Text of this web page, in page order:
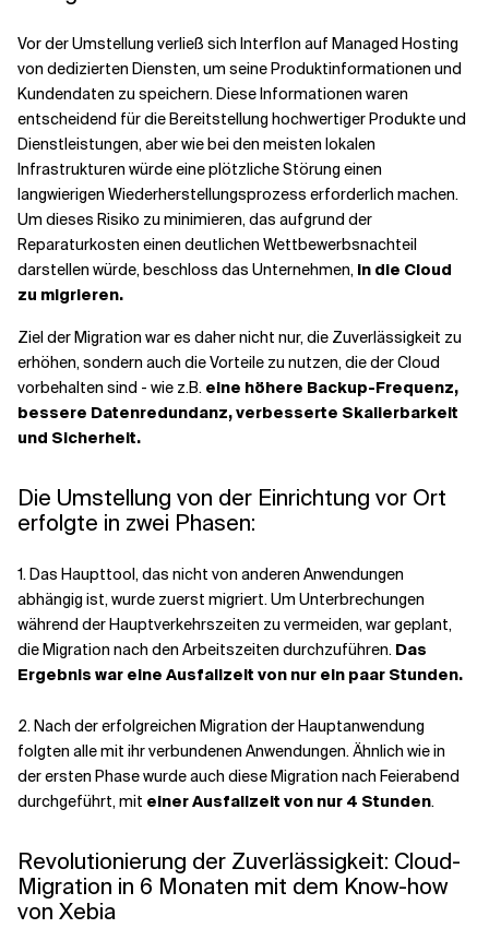
Vor der Umstellung verließ sich Interflon auf Managed Hosting
von dedizierten Diensten, um seine Produktinformationen und
Kundendaten zu speichern. Diese Informationen waren
entscheidend für die Bereitstellung hochwertiger Produkte und
Dienstleistungen, aber wie bei den meisten lokalen
Infrastrukturen würde eine plötzliche Störung einen
langwierigen Wiederherstellungsprozess erforderlich machen.
Um dieses Risiko zu minimieren, das aufgrund der
Reparaturkosten einen deutlichen Wettbewerbsnachteil
darstellen würde, beschloss das Unternehmen, in die Cloud
zu migrieren.
Ziel der Migration war es daher nicht nur, die Zuverlässigkeit zu
erhöhen, sondern auch die Vorteile zu nutzen, die der Cloud
vorbehalten sind - wie z.B. eine höhere Backup-Frequenz,
bessere Datenredundanz, verbesserte Skalierbarkeit
und Sicherheit.
Die Umstellung von der Einrichtung vor Ort
erfolgte in zwei Phasen:
1. Das Haupttool, das nicht von anderen Anwendungen
abhängig ist, wurde zuerst migriert. Um Unterbrechungen
während der Hauptverkehrszeiten zu vermeiden, war geplant,
die Migration nach den Arbeitszeiten durchzuführen. Das
Ergebnis war eine Ausfallzeit von nur ein paar Stunden.
2. Nach der erfolgreichen Migration der Hauptanwendung
folgten alle mit ihr verbundenen Anwendungen. Ähnlich wie in
der ersten Phase wurde auch diese Migration nach Feierabend
durchgeführt, mit einer Ausfallzeit von nur 4 Stunden.
Revolutionierung der Zuverlässigkeit: Cloud-
Migration in 6 Monaten mit dem Know-how
von Xebia